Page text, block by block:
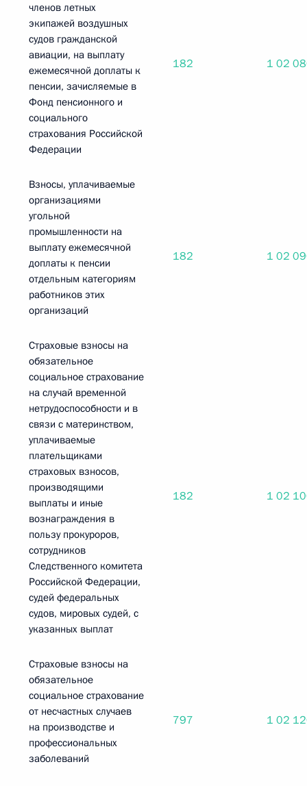
членов летных
экипажей воздушных
судов гражданской
авиации, на выплату
ежемесячной доплаты к
пенсии, зачисляемые в
Фонд пенсионного и
социального
страхования Российской
Федерации
182 1 02
Взносы, уплачиваемые
организациями
угольной
промышленности на
выплату ежемесячной
доплаты к пенсии
отдельным категориям
работников этих
организаций
182 1 02
Страховые взносы на
обязательное
социальное страхование
на случай временной
нетрудоспособности и в
связи с материнством,
уплачиваемые
плательщиками
страховых взносов,
производящими
выплаты и иные
вознаграждения в
пользу прокуроров,
сотрудников
Следственного комитета
Российской Федерации,
судей федеральных
судов, мировых судей, с
указанных выплат
182 1 02
Страховые взносы на
обязательное
социальное страхование
от несчастных случаев
на производстве и
профессиональных
заболеваний
797 1 02